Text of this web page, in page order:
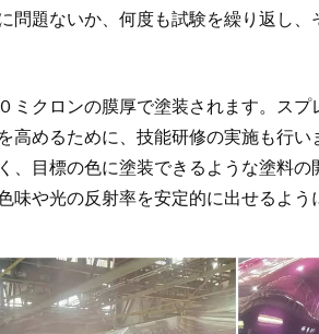
題ないか、何度も試験を繰り返し、
クロンの膜厚で塗装されます。ス
めるために、技能研修の実施も行い
目標の色に塗装できるような塗料
や光の反射率を安定的に出せるよう